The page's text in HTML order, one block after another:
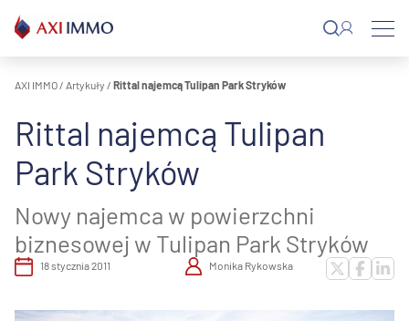
do
treści
AXI IMMO / Artykuły / Rittal najemcą Tulipan Park Stryków
Rittal najemcą Tulipan
Park Stryków
Nowy najemca w powierzchni
biznesowej w Tulipan Park Stryków
18 stycznia 2011 Monika Rykowska